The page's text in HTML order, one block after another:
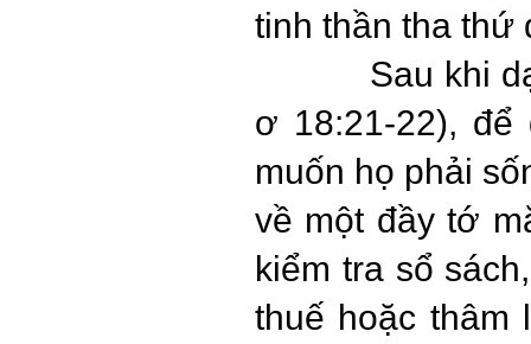
tinh thần tha thứ
Sau khi
ơ 18:21-22),
muốn họ phải
về một đầy tớ
kiểm tra sổ
thuế hoặc thâm